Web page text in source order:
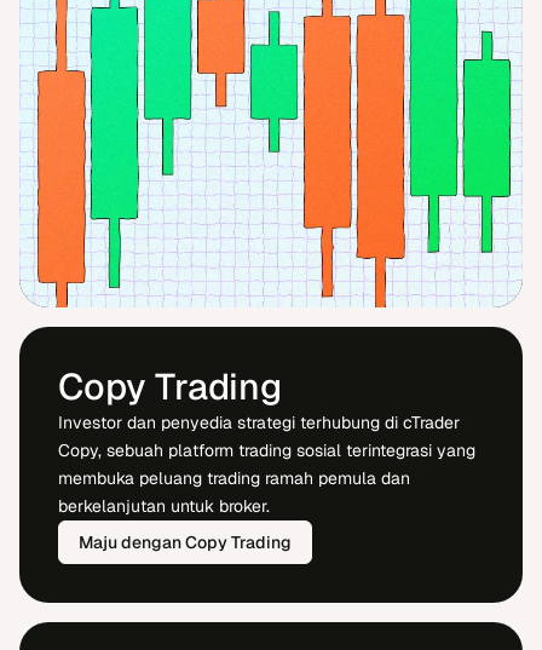
Copy Trading
Investor dan penyedia strategi terhubung di cTrader
Copy, sebuah platform trading sosial terintegrasi yang
membuka peluang trading ramah pemula dan
berkelanjutan untuk broker.
Maju dengan Copy Trading